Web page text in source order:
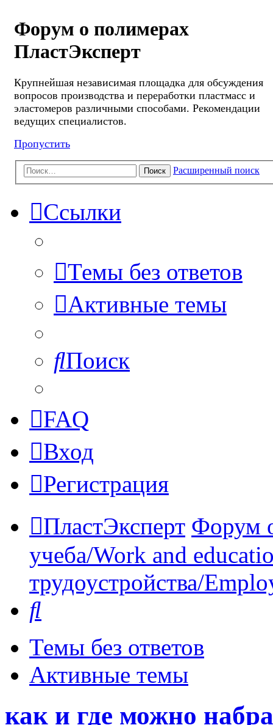
Форум о полимерах
ПластЭксперт
Крупнейшая независимая площадка для обсуждения
вопросов производства и переработки пластмасс и
эластомеров различными способами. Рекомендации
ведущих специалистов.
Пропустить
Поиск Расширенный поиск
Ссылки
Темы без ответов
Активные темы
Поиск
FAQ
Вход
Регистрация
ПластЭксперт Форум
учеба/Work and
трудоустройства/
Темы без ответов
Активные темы
как и где можно